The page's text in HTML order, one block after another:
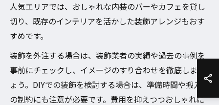
人気エリアでは、おしゃれな内装のバーやカフェを貸し
切り、既存のインテリアを活かした装飾アレンジもおす
すめです。
装飾を外注する場合は、装飾業者の実績や過去の事例を
事前にチェックし、イメージのすり合わせを徹底しまし
ょう。DIYでの装飾を検討する場合は、準備時間や搬入出
の制約にも注意が必要です。費用を抑えつつおしゃれに